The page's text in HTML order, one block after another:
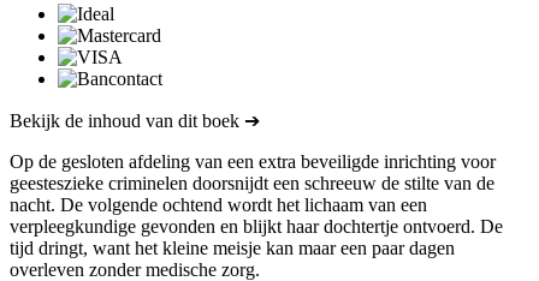
Bekijk de inhoud van dit boek ➔
Op de gesloten afdeling van een extra beveiligde inrichting voor
geesteszieke criminelen doorsnijdt een schreeuw de stilte van de
nacht. De volgende ochtend wordt het lichaam van een
verpleegkundige gevonden en blijkt haar dochtertje ontvoerd. De
tijd dringt, want het kleine meisje kan maar een paar dagen
overleven zonder medische zorg.